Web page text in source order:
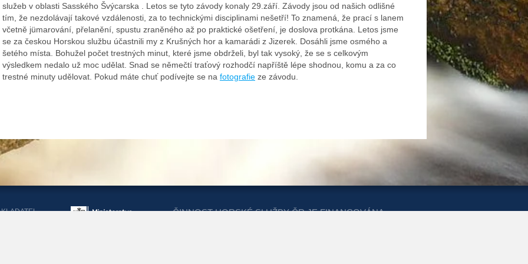
služeb v oblasti Sasského Švýcarska . Letos se tyto závody konaly 29.září. Závody jsou od našich odlišné
tím, že nezdolávají takové vzdálenosti, za to technickými disciplinami nešetří! To znamená, že prací s lanem
včetně jümarování, přelanění, spustu zraněného až po praktické ošetření, je doslova protkána. Letos jsme
se za českou Horskou službu účastnili my z Krušných hor a kamarádi z Jizerek. Dosáhli jsme osmého a
šetého místa. Bohužel počet trestných minut, které jsme obdrželi, byl tak vysoký, že se s celkovým
výsledkem nedalo už moc udělat. Snad se němečtí traťový rozhodčí napříště lépe shodnou, komu a za co
trestné minuty udělovat. Pokud máte chuť podívejte se na fotografie ze závodu.
ČINNOST HORSKÉ SLUŽBY ČR JE FINANCOVÁNA